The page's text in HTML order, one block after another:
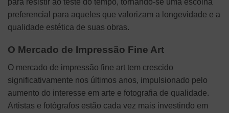
preferencial para aqueles que valorizam a longevidade e a
qualidade estética de suas obras.
O Mercado de Impressão Fine Art
O mercado de impressão fine art tem crescido
significativamente nos últimos anos, impulsionado pelo
aumento do interesse em arte e fotografia de qualidade.
Artistas e fotógrafos estão cada vez mais investindo em